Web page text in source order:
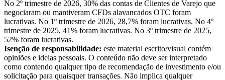
No 2º trimestre de 2026, 30% das contas de Clientes de Varejo que
negociaram ou mantiveram CFDs alavancados OTC foram
lucrativas. No 1º trimestre de 2026, 28,7% foram lucrativas. No 4º
trimestre de 2025, 41% foram lucrativas. No 3º trimestre de 2025,
52% foram lucrativas.
Isenção de responsabilidade: este material escrito/visual contém
opiniões e ideias pessoais. O conteúdo não deve ser interpretado
como contendo qualquer tipo de recomendação de investimento e/ou
solicitação para quaisquer transações. Não implica qualquer